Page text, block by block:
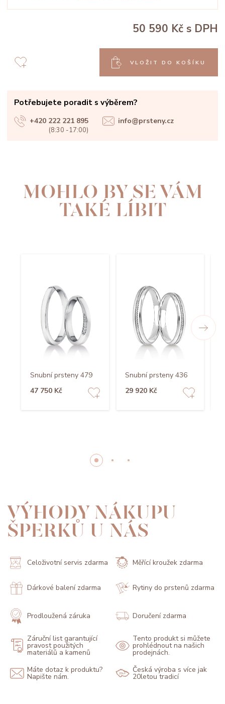
50 590 Kč s DPH
VLOŽIT DO KOŠÍKU
Potřebujete poradit s výběrem?
+420 222 221 895
(8:30 -17:00)
info@prsteny.cz
MOHLO BY SE VÁM
TAKÉ LÍBIT
Snubní prsteny 479
47 750 Kč
Snubní prsteny 436
29 920 Kč
VÝHODY NÁKUPU
ŠPERKŮ U NÁS
Celoživotní servis zdarma Měřící kroužek zdarma
Dárkové balení zdarma Rytiny do prstenů zdarma
Prodloužená záruka Doručení zdarma
Záruční list garantující
pravost použitých
materiálů a kamenů
Tento produkt si můžete
prohlédnout na našich
prodejnách.
Máte dotaz k produktu?
Napište nám.
Česká výroba s více jak
20letou tradicí